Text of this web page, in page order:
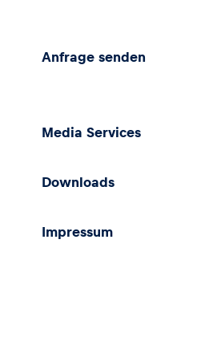
Anfrage senden
Media Services
Downloads
Impressum